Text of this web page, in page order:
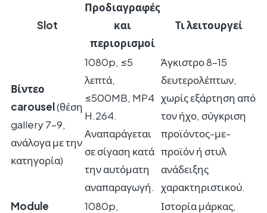
Slot
Προδιαγραφές
και
περιορισμοί
Τι λειτουργεί
Βίντεο
carousel(θέση
gallery 7–9,
ανάλογα με την
κατηγορία)
1080p, ≤5
λεπτά,
≤500MB, MP4
H.264.
Αναπαράγεται
σε σίγαση κατά
την αυτόματη
αναπαραγωγή.
Άγκιστρο 8–15
δευτερολέπτων,
χωρίς εξάρτηση από
τον ήχο, σύγκριση
προϊόντος-με-
προϊόν ή στυλ
ανάδειξης
χαρακτηριστικού.
Module
1080p,
Ιστορία μάρκας,